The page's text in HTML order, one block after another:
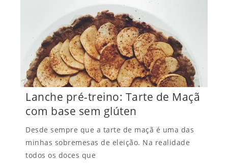
Lanche pré-treino: Tarte de Maçã
com base sem glúten
Desde sempre que a tarte de maçã é uma das
minhas sobremesas de eleição. Na realidade
todos os doces que